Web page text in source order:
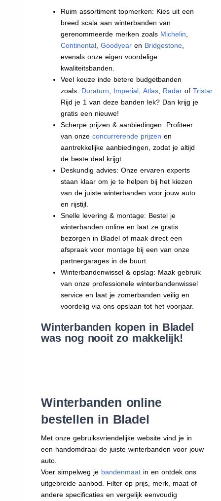
Ruim assortiment topmerken: Kies uit een
breed scala aan winterbanden van
gerenommeerde merken zoals Michelin
Continental ,Goodyear en Bridgestone
evenals onze eigen voordelige
kwaliteitsbanden.
Veel keuze inde betere budgetbanden
zoals: Duraturn Imperial Atlas Radar ofTristar.
Rijd je 1 van deze banden lek? Dan krijg je
gratis een nieuwe!
Scherpe prijzen & aanbiedingen: Profiteer
van onzeconcurrerende prijzen en
aantrekkelijke aanbiedingen, zodat je altijd
de beste deal krijgt.
Deskundig advies: Onze ervaren experts
staan klaar om je te helpen bij het kiezen
van de juiste winterbanden voor jouw auto
en rijstijl.
Snelle levering & montage: Bestel je
winterbanden online en laat ze gratis
bezorgen in Bladel of maak direct een
afspraak voor montage bij een van onze
partnergarages in de buurt.
Winterbandenwissel & opslag: Maak gebruik
van onze professionele winterbandenwissel
service en laat je zomerbanden veilig en
voordelig via ons opslaan tot het voorjaar.
Winterbanden kopen in Bladel
was nog nooit zo makkelijk!
Winterbanden online
bestellen in Bladel
Met onze gebruiksvriendelijke website vind je in
een handomdraai de juiste winterbanden voor jouw
auto.
Voer simpelweg je bandenmaat in en ontdek ons
uitgebreide aanbod. Filter op prijs, merk, maat of
andere specificaties en vergelijk eenvoudig